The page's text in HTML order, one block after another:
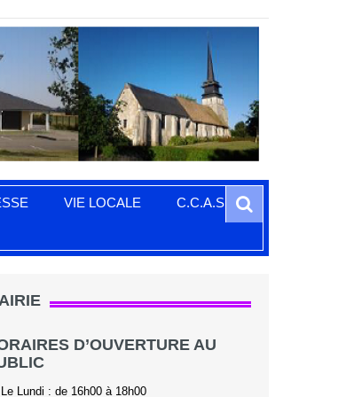
VIE LOCALE C.C.A.S.
D’OUVERTURE AU
Le Lundi : de 16h00 à 18h00